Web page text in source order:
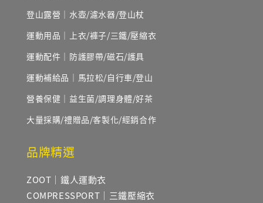
登山露營｜水壺/濾水器/登山杖
運動用品｜上衣/褲子/三鐵/壓縮衣
運動配件｜防護膠帶/磁石/護具
運動補給品｜馬拉松/自行車/登山
營養保健｜益生菌/調理身體/好茶
大量採購/禮贈品/客製化/經銷合作
品牌精選
ZOOT｜鐵人運動衣
COMPRESSPORT｜三鐵壓縮衣